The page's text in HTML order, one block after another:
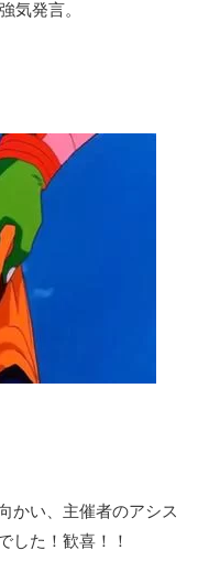
気発言。
かい、主催者のアシス
した！歓喜！！